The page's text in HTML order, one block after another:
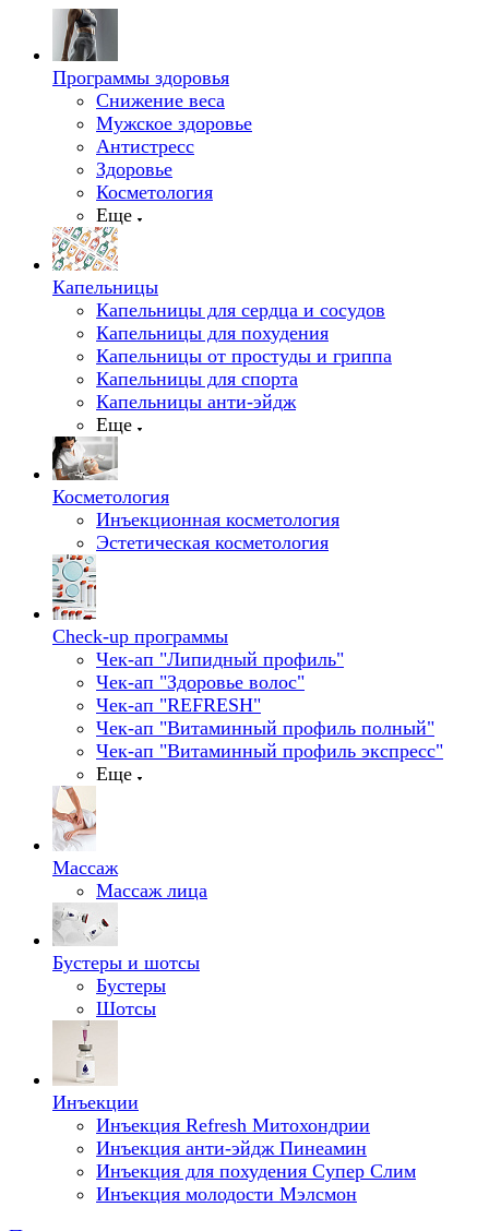
Программы здоровья
Снижение веса
Мужское здоровье
Антистресс
Здоровье
Косметология
Еще
Капельницы
Капельницы для сердца и сосудов
Капельницы для похудения
Капельницы от простуды и гриппа
Капельницы для спорта
Капельницы анти-эйдж
Еще
Косметология
Инъекционная косметология
Эстетическая косметология
Check-up программы
Чек-ап "Липидный профиль"
Чек-ап "Здоровье волос"
Чек-ап "REFRESH"
Чек-ап "Витаминный профиль полный"
Чек-ап "Витаминный профиль экспресс"
Еще
Массаж
Массаж лица
Бустеры и шотсы
Бустеры
Шотсы
Инъекции
Инъекция Refresh Митохондрии
Инъекция анти-эйдж Пинеамин
Инъекция для похудения Супер Слим
Инъекция молодости Мэлсмон